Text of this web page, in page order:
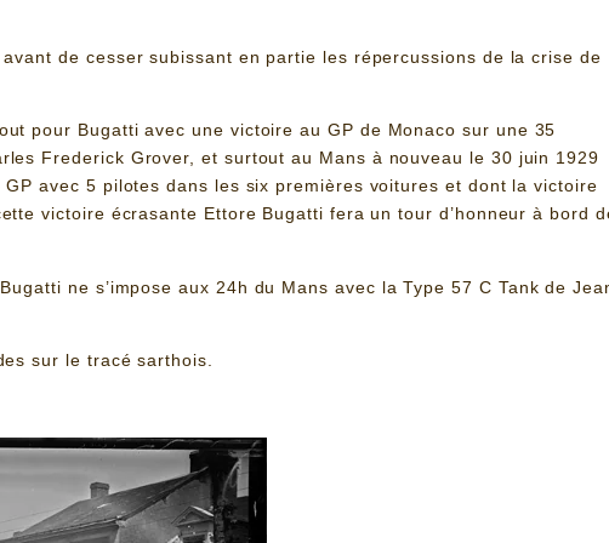
de cesser subissant en partie les répercussions de la crise de
pour Bugatti avec une victoire au GP de Monaco sur une 35
Frederick Grover, et surtout au Mans à nouveau le 30 juin 1929
avec 5 pilotes dans les six premières voitures et dont la victoire
victoire écrasante Ettore Bugatti fera un tour d’honneur à bord
ne s’impose aux 24h du Mans avec la Type 57 C Tank de
sur le tracé sarthois.